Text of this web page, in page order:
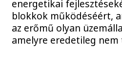
energetikai
blokkok működéséért,
az erőmű olyan
amelyre eredetileg nem